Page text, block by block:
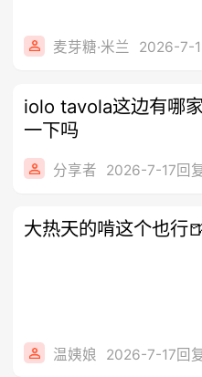
麦芽糖·米兰 2026-7-
iolo tavola这边有哪
一下吗
分享者 2026-7-17回
大热天的啃这个也行
温姨娘 2026-7-17回